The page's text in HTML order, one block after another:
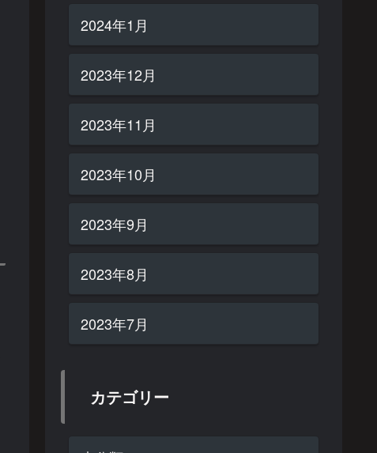
2024年1月
2023年12月
2023年11月
2023年10月
2023年9月
2023年8月
2023年7月
カテゴリー